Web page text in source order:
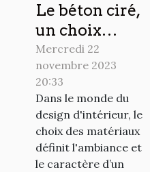
Le béton ciré,
un choix
audacieux
pour votre
intérieur
Mercredi 22
novembre 2023
20:33
Dans le monde du
design d'intérieur, le
choix des matériaux
définit l'ambiance et
le caractère d’un